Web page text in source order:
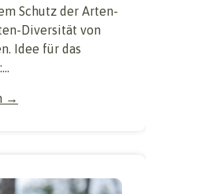
Schutz der Arten-
Diversität von
Idee für das
→